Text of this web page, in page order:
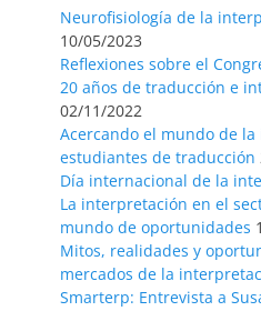
Neurofisiología de la
10/05/2023
Reflexiones sobre el
20 años de traducción e
02/11/2022
Acercando el mundo de
estudiantes de traducción
Día internacional de la
La interpretación en el
mundo de oportunidades
Mitos, realidades y
mercados de la
Smarterp: Entrevista a